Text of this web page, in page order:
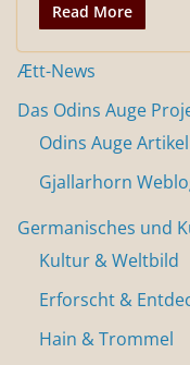
Read More
Ætt-News
Das Odins Auge
Odins Auge Artikel
Gjallarhorn
Germanisches und
Kultur & Weltbild
Erforscht &
Hain & Trommel